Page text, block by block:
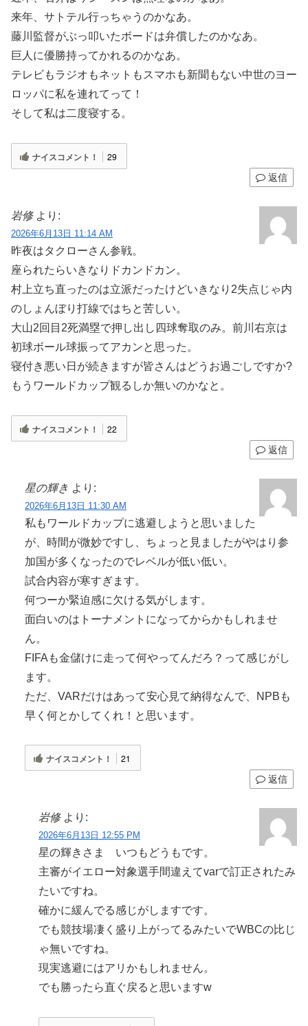
来年、サトテル行っちゃうのかなあ。
藤川監督がぶっ叩いたボードは弁償したのかなあ。
巨人に優勝持ってかれるのかなあ。
テレビもラジオもネットもスマホも新聞もない中世のヨー
ロッパに私を連れてって！
そして私は二度寝する。
ナイスコメント！ 29
返信
岩修 より:
2026年6月13日 11:14 AM
昨夜はタクローさん参戦。
座られたらいきなりドカンドカン。
村上立ち直ったのは立派だったけどいきなり2失点じゃ内
のしょんぼり打線ではちと苦しい。
大山2回目2死満塁で押し出し四球奪取のみ。前川右京は
初球ボール球振ってアカンと思った。
寝付き悪い日が続きますが皆さんはどうお過ごしですか?
もうワールドカップ観るしか無いのかなと。
ナイスコメント！ 22
返信
星の輝き より:
2026年6月13日 11:30 AM
私もワールドカップに逃避しようと思いました
が、時間が微妙ですし、ちょっと見ましたがやはり参
加国が多くなったのでレベルが低い低い。
試合内容が寒すぎます。
何つーか緊迫感に欠ける気がします。
面白いのはトーナメントになってからかもしれませ
ん。
FIFAも金儲けに走って何やってんだろ？って感じがし
ます。
ただ、VARだけはあって安心見て納得なんで、NPBも
早く何とかしてくれ！と思います。
ナイスコメント！ 21
返信
岩修 より:
2026年6月13日 12:55 PM
星の輝きさま いつもどうもです。
主審がイエロー対象選手間違えてvarで訂正されたみ
たいですね。
確かに緩んでる感じがしますです。
でも競技場凄く盛り上がってるみたいでWBCの比じ
ゃ無いですね。
現実逃避にはアリかもしれません。
でも勝ったら直ぐ戻ると思いますw